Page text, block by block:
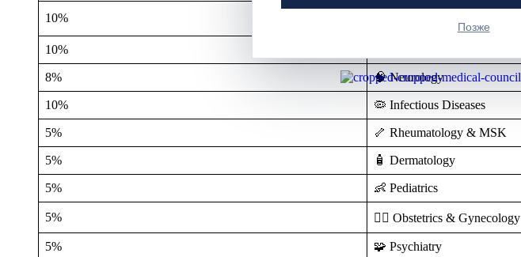
Позже
ВАКАНСИИ
РЕГИСТРАЦИЯ
10%
10%
8% 🧠 Neurology
10% 🦠 Infectious Diseases
5% 🦴 Rheumatology & MSK
5% 🧴 Dermatology
5% 👶 Pediatrics
5% 👩‍⚕️ Obstetrics & Gynecology
5% 🧩 Psychiatry